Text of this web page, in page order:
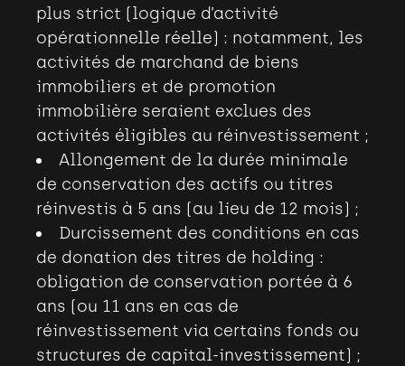
plus strict (logique d’activité
opérationnelle réelle) : notamment, les
activités de marchand de biens
immobiliers et de promotion
immobilière seraient exclues des
activités éligibles au réinvestissement ;
Allongement de la durée minimale
de conservation des actifs ou titres
réinvestis à 5 ans (au lieu de 12 mois) ;
Durcissement des conditions en cas
de donation des titres de holding :
obligation de conservation portée à 6
ans (ou 11 ans en cas de
réinvestissement via certains fonds ou
structures de capital-investissement) ;